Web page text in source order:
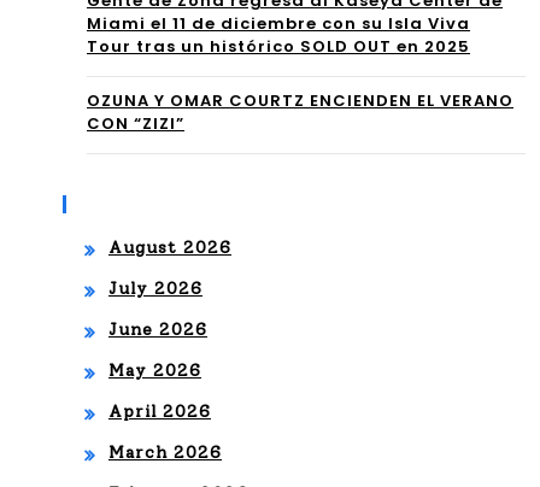
LO
NU
202
est
ro
202
Miami el 11 de diciembre con su Isla Viva
Tour tras un histórico SOLD OUT en 2025
OZUNA Y OMAR COURTZ ENCIENDEN EL VERANO
CON “ZIZI”
August 2026
July 2026
June 2026
May 2026
April 2026
March 2026